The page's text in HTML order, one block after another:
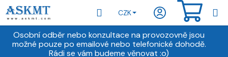
Přejít
na
obsah
Osobní odběr nebo konzultace na provozovně jsou
možné pouze po emailové nebo telefonické dohodě.
Rádi se vám budeme věnovat :o)
Hledat
CZK